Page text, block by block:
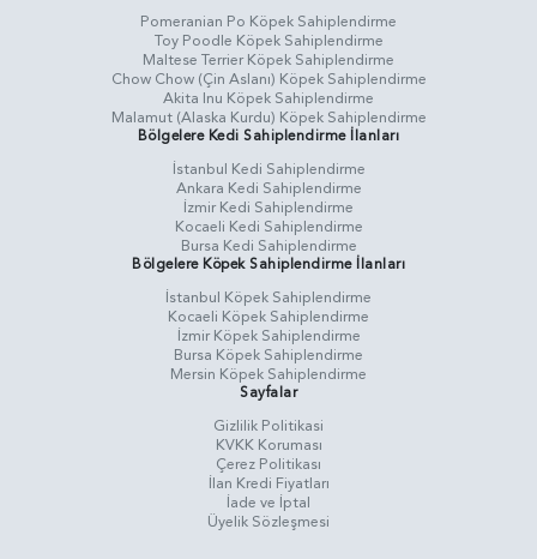
Pomeranian Po Köpek Sahiplendirme
Toy Poodle Köpek Sahiplendirme
Maltese Terrier Köpek Sahiplendirme
Chow Chow (Çin Aslanı) Köpek Sahiplendirme
Akita Inu Köpek Sahiplendirme
Malamut (Alaska Kurdu) Köpek Sahiplendirme
Bölgelere Kedi Sahiplendirme İlanları
İstanbul Kedi Sahiplendirme
Ankara Kedi Sahiplendirme
İzmir Kedi Sahiplendirme
Kocaeli Kedi Sahiplendirme
Bursa Kedi Sahiplendirme
Bölgelere Köpek Sahiplendirme İlanları
İstanbul Köpek Sahiplendirme
Kocaeli Köpek Sahiplendirme
İzmir Köpek Sahiplendirme
Bursa Köpek Sahiplendirme
Mersin Köpek Sahiplendirme
Sayfalar
Gizlilik Politikasi
KVKK Koruması
Çerez Politikası
İlan Kredi Fiyatları
İade ve İptal
Üyelik Sözleşmesi